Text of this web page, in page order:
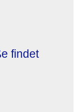
findet